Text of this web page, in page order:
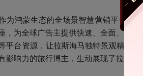
为鸿蒙生态的全场景智慧营销平台，
，为全球广告主提供快速、全面、精
平台资源，让拉斯海马独特景观精准触
影响力的旅行博主，生动展现了拉斯海